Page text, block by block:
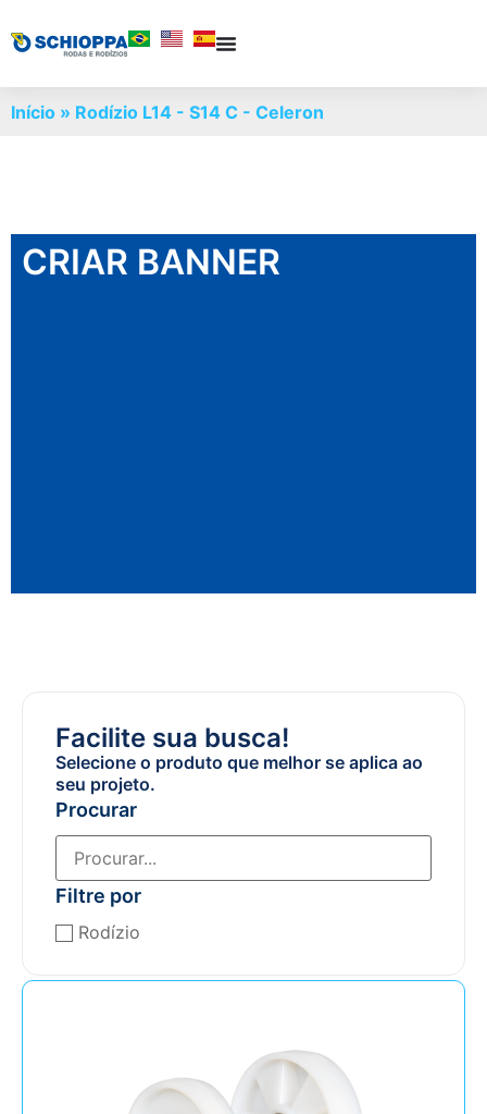
Início » Rodízio L14 - S14 C - Celeron
CRIAR BANNER
Facilite sua busca!
Selecione o produto que melhor se aplica ao
seu projeto.
Procurar
Filtre por
Rodízio